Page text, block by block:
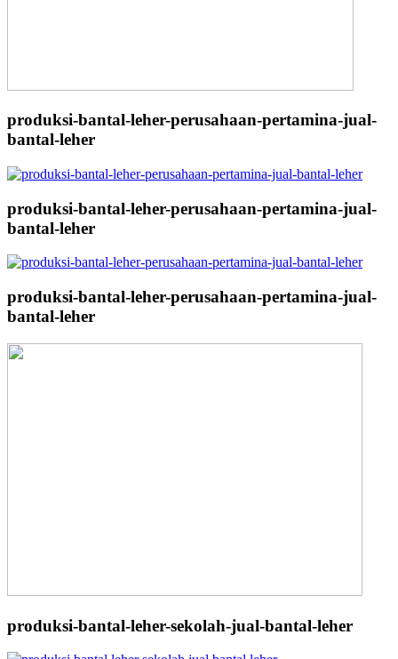
produksi-bantal-leher-perusahaan-pertamina-jual-
bantal-leher
produksi-bantal-leher-perusahaan-pertamina-jual-
bantal-leher
produksi-bantal-leher-perusahaan-pertamina-jual-
bantal-leher
produksi-bantal-leher-sekolah-jual-bantal-leher